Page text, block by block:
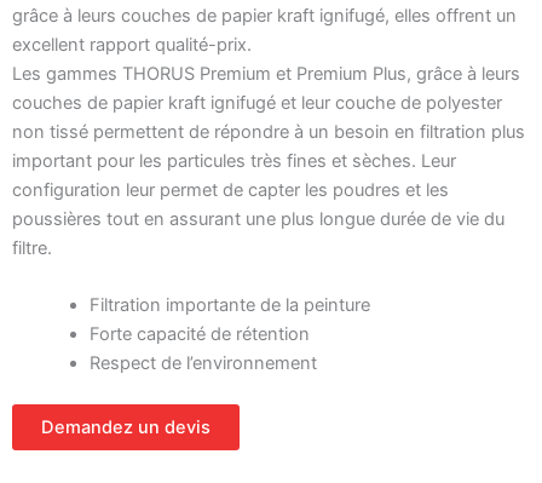
grâce à leurs couches de papier kraft ignifugé, elles offrent un
excellent rapport qualité-prix.
Les gammes THORUS Premium et Premium Plus, grâce à leurs
couches de papier kraft ignifugé et leur couche de polyester
non tissé permettent de répondre à un besoin en filtration plus
important pour les particules très fines et sèches. Leur
configuration leur permet de capter les poudres et les
poussières tout en assurant une plus longue durée de vie du
filtre.
Filtration importante de la peinture
Forte capacité de rétention
Respect de l’environnement
Demandez un devis